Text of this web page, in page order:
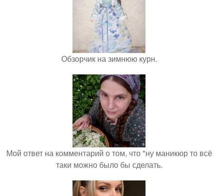
Обзорчик на зимнюю курн.
Мой ответ на комментарий о том, что "ну маникюр то всё
таки можно было бы сделать.